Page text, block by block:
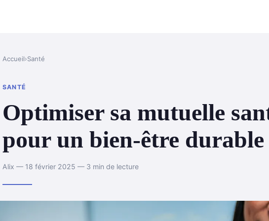
Accueil›Santé
SANTÉ
Optimiser sa mutuelle
pour un bien-être durable
Alix — 18 février 2025 — 3 min de lecture